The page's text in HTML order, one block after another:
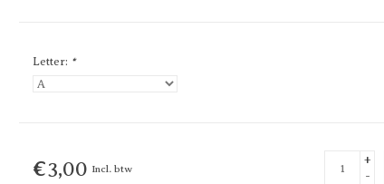
Letter: *
€3,00 Incl. btw
+
-